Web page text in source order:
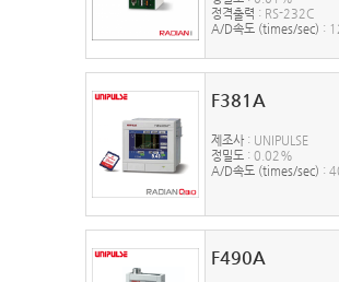
정격출력 : RS-232C
A/D속도 (times/sec) :
F381A
제조사 : UNIPULSE
정밀도 : 0.02%
A/D속도 (times/sec) :
F490A